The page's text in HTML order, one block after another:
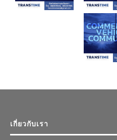
เกี่ยวกับเรา